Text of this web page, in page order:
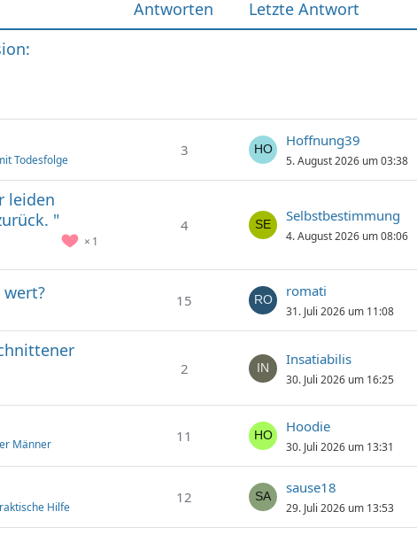
Antworten
Letzte Antwort
Todesfolge
3
Hoffnung39
5. August 2026 um 03:38
leiden
"
1
4
Selbstbestimmung
4. August 2026 um 08:06
15
romati
31. Juli 2026 um 11:08
2
Insatiabilis
30. Juli 2026 um 16:25
Männer 11
Hoodie
30. Juli 2026 um 13:31
Hilfe
12
sause18
29. Juli 2026 um 13:53